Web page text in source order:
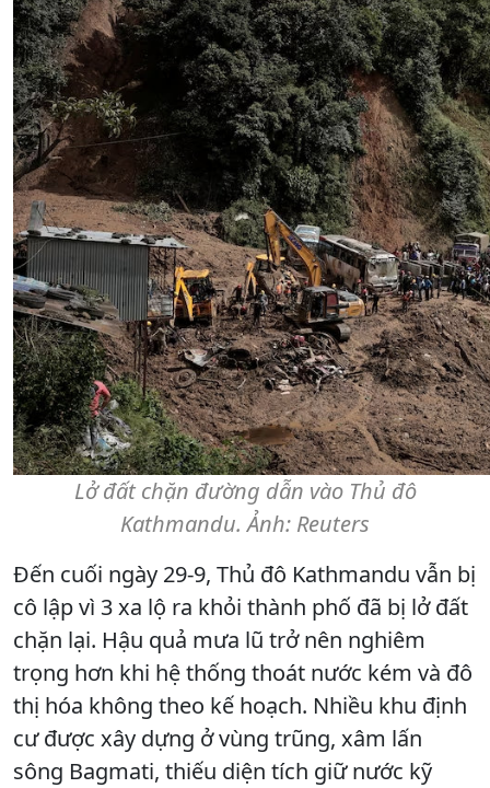
Lở đất chặn đường dẫn vào Thủ đô
Kathmandu. Ảnh: Reuters
Đến cuối ngày 29-9, Thủ đô Kathmandu vẫn bị
cô lập vì 3 xa lộ ra khỏi thành phố đã bị lở đất
chặn lại. Hậu quả mưa lũ trở nên nghiêm
trọng hơn khi hệ thống thoát nước kém và đô
thị hóa không theo kế hoạch. Nhiều khu định
cư được xây dựng ở vùng trũng, xâm lấn
sông Bagmati, thiếu diện tích giữ nước kỹ